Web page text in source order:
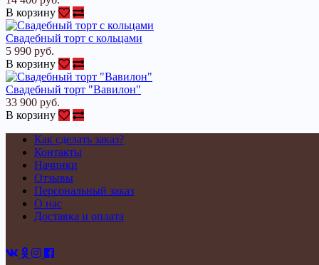
В корзину
Свадебный торт с кольцами
5 990 руб.
В корзину
Свадебный торт "Вавилон"
33 900 руб.
В корзину
Как сделать заказ?
Контакты
Начинки
Отзывы
Персональный заказ
О нас
Доставка и оплата